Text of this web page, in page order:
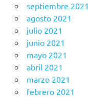
septiembre 2021
agosto 2021
julio 2021
junio 2021
mayo 2021
abril 2021
marzo 2021
febrero 2021